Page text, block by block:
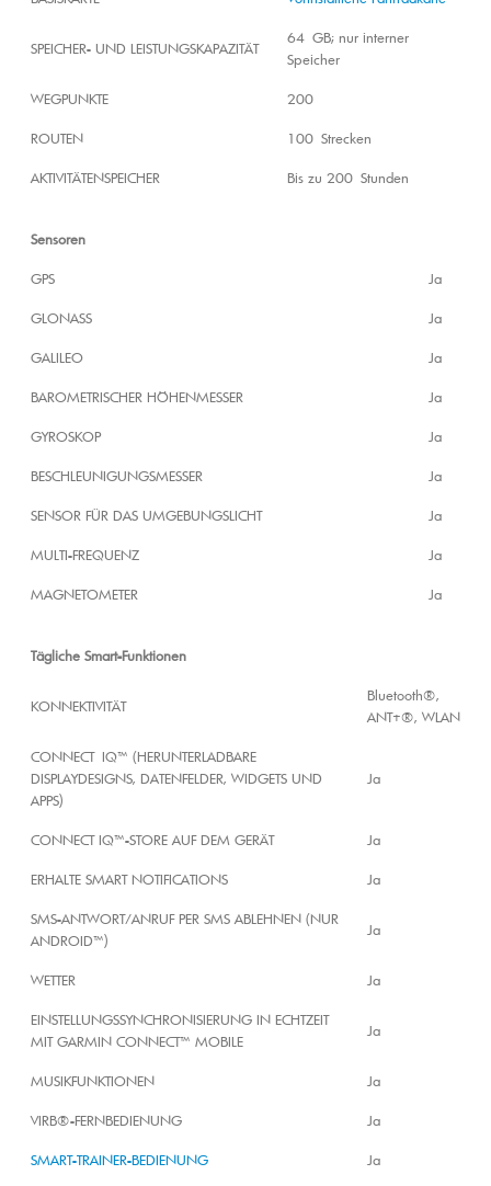
SPEICHER- UND LEISTUNGSKAPAZITÄT
64 GB; nur interner
Speicher
WEGPUNKTE 200
ROUTEN 100 Strecken
AKTIVITÄTENSPEICHER Bis zu 200 Stunden
Sensoren
GPS Ja
GLONASS Ja
GALILEO Ja
BAROMETRISCHER HÖHENMESSER Ja
GYROSKOP Ja
BESCHLEUNIGUNGS­MESSER Ja
SENSOR FÜR DAS UMGEBUNGSLICHT Ja
MULTI-FREQUENZ Ja
MAGNETOMETER Ja
Tägliche Smart-Funktionen
KONNEKTIVITÄT
Bluetooth®,
ANT+®, WLAN
CONNECT IQ™ (HERUNTERLADBARE
DISPLAYDESIGNS, DATENFELDER, WIDGETS UND
APPS)
Ja
CONNECT IQ™-STORE AUF DEM GERÄT Ja
ERHALTE SMART NOTIFICATIONS Ja
SMS-ANTWORT/ANRUF PER SMS ABLEHNEN (NUR
ANDROID™)
Ja
WETTER Ja
EINSTELLUNGSSYNCHRONISIERUNG IN ECHTZEIT
MIT GARMIN CONNECT™ MOBILE
Ja
MUSIKFUNKTIONEN Ja
VIRB®-FERNBEDIENUNG Ja
SMART-TRAINER-BEDIENUNG Ja